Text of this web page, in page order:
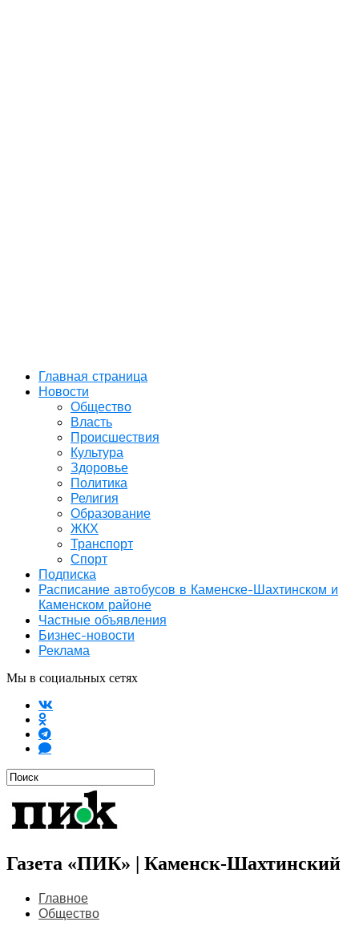
Главная страница
Новости
Общество
Власть
Происшествия
Культура
Здоровье
Политика
Религия
Образование
ЖКХ
Транспорт
Спорт
Подписка
Расписание автобусов в Каменске-Шахтинском и
Каменском районе
Частные объявления
Бизнес-новости
Реклама
Мы в социальных сетях
Газета «ПИК» | Каменск-Шахтинский
Главное
Общество